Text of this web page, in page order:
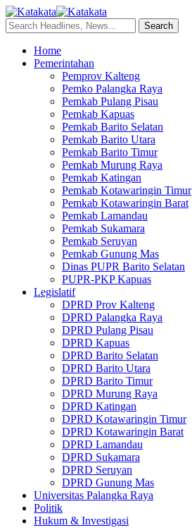
Home
Pemerintahan
Pemprov Kalteng
Pemko Palangka Raya
Pemkab Pulang Pisau
Pemkab Kapuas
Pemkab Barito Selatan
Pemkab Barito Utara
Pemkab Barito Timur
Pemkab Murung Raya
Pemkab Katingan
Pemkab Kotawaringin Timur
Pemkab Kotawaringin Barat
Pemkab Lamandau
Pemkab Sukamara
Pemkab Seruyan
Pemkab Gunung Mas
Dinas PUPR Barito Selatan
PUPR-PKP Kapuas
Legislatif
DPRD Prov Kalteng
DPRD Palangka Raya
DPRD Pulang Pisau
DPRD Kapuas
DPRD Barito Selatan
DPRD Barito Utara
DPRD Barito Timur
DPRD Murung Raya
DPRD Katingan
DPRD Kotawaringin Timur
DPRD Kotawaringin Barat
DPRD Lamandau
DPRD Sukamara
DPRD Seruyan
DPRD Gunung Mas
Universitas Palangka Raya
Politik
Hukum & Investigasi